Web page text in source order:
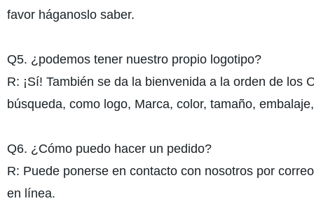
favor háganoslo saber.
Q5. ¿podemos tener nuestro propio logotipo?
R: ¡Sí! También se da la bienvenida a la orden de
búsqueda, como logo, Marca, color, tamaño,
Q6. ¿Cómo puedo hacer un pedido?
R: Puede ponerse en contacto con nosotros por
en línea.